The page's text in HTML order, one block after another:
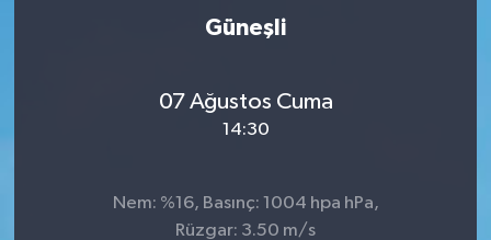
Güneşli
07 Ağustos Cuma
14:30
Nem: %16, Basınç: 1004 hpa hPa,
Rüzgar: 3.50 m/s